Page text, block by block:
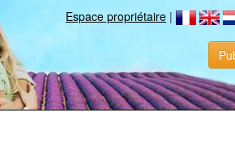
Espace propriétaire |